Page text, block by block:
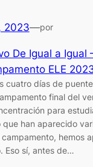
2023—por
De Igual a Igual
ELE
cuatro días de
final del
para
han aparecido
hemos
Eso sí, antes de…